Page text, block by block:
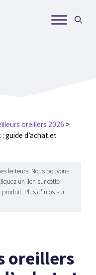
oreillers 2026 >
guide d’achat et
lecteurs. Nous pouvons
un lien sur cette
Plus d'infos sur
oreillers